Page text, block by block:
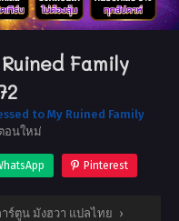
Family
to My Ruined Family
อนใหม่
Pinterest
ร์ตูน มังฮวา แปลไทย ›